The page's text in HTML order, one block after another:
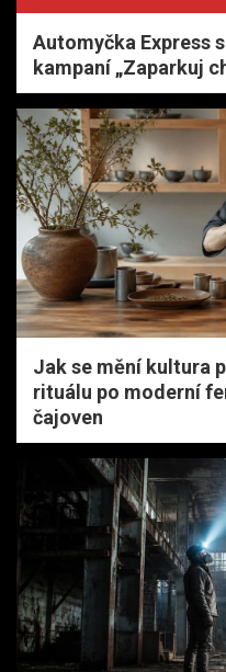
Automyčka Express
kampaní „Zaparkuj
Jak se mění kultura
rituálu po moderní
čajoven